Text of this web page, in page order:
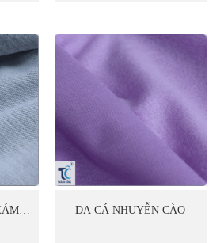
DA CÁ NHUYỄN CÀO